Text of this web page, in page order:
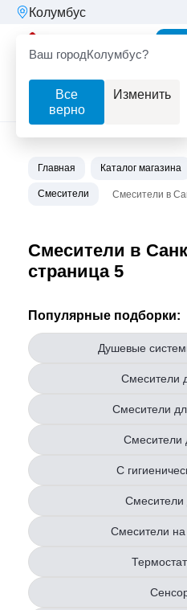
Колумбус
Ваш городКолумбус?
Все
верно
Изменить
Фильтр
Главная Каталог магазина
Смесители Смесители в
Смесители в
страница 5
Популярные подборки:
Душевые
Смесители
Смесители
Смесители
С
Смесители
Смесители